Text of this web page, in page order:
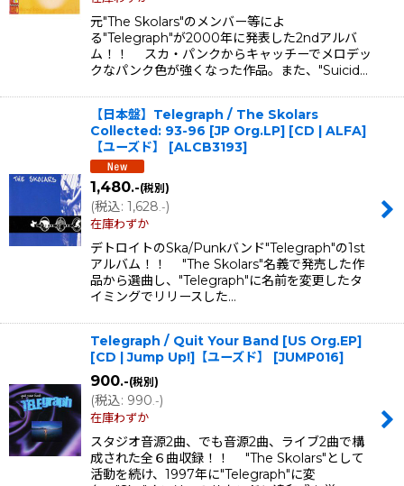
元"The Skolars"のメンバー等によ
る"Telegraph"が2000年に発表した2ndアルバ
ム！！ スカ・パンクからキャッチーでメロデッ
クなパンク色が強くなった作品。また、"Suicid…
【日本盤】Telegraph / The Skolars
Collected: 93-96 [JP Org.LP] [CD | ALFA]
【ユーズド】
[ALCB3193]
1,480.-(税別)
(税込: 1,628.-)
在庫わずか
デトロイトのSka/Punkバンド"Telegraph"の1st
アルバム！！ "The Skolars"名義で発売した作
品から選曲し、"Telegraph"に名前を変更したタ
イミングでリリースした…
Telegraph / Quit Your Band [US Org.EP]
[CD | Jump Up!]【ユーズド】
[JUMP016]
900.-(税別)
(税込: 990.-)
在庫わずか
スタジオ音源2曲、でも音源2曲、ライブ2曲で構
成された全６曲収録！！ "The Skolars"として
活動を続け、1997年に"Telegraph"に変